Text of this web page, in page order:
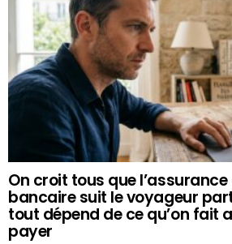
On croit tous que
bancaire suit le voyageur
tout dépend de ce qu’on fait
payer